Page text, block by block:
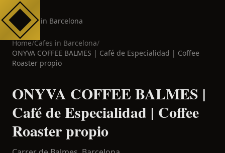
Cafes in Barcelona
Home/Cafes in Barcelona/
ONYVA COFFEE BALMES | Café de Especialidad | Coffee
Roaster propio
ONYVA COFFEE BALMES |
Café de Especialidad | Coffee
Roaster propio